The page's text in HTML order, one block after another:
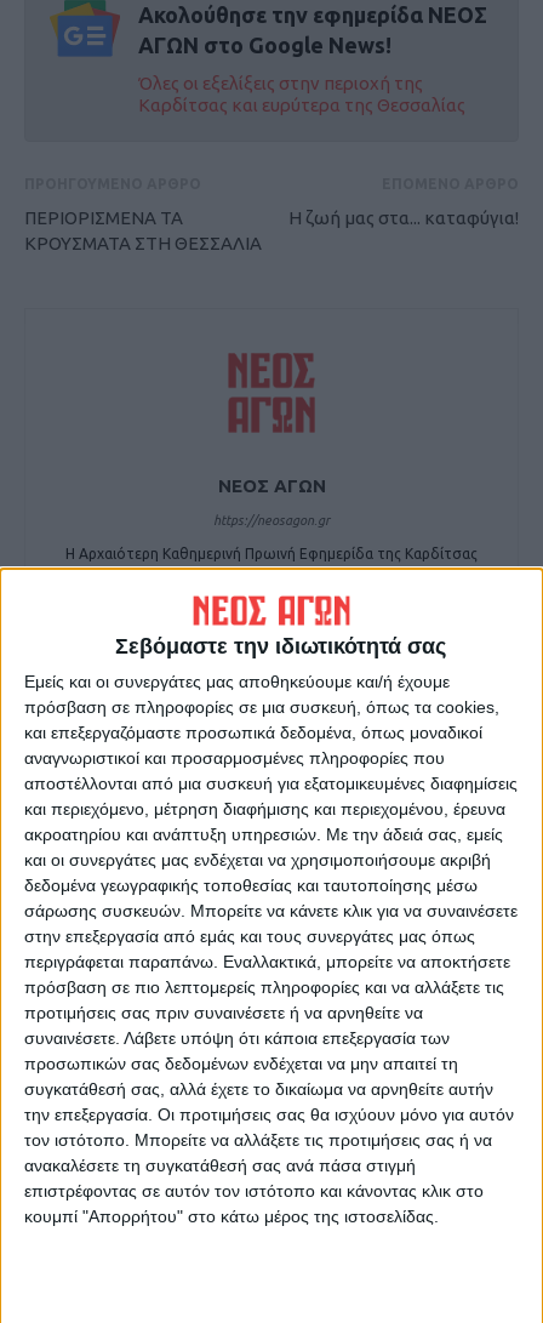
Σεβόμαστε την ιδιωτικότητά σας
Εμείς και οι συνεργάτες μας αποθηκεύουμε και/ή έχουμε
πρόσβαση σε πληροφορίες σε μια συσκευή, όπως τα cookies,
και επεξεργαζόμαστε προσωπικά δεδομένα, όπως μοναδικοί
αναγνωριστικοί και προσαρμοσμένες πληροφορίες που
αποστέλλονται από μια συσκευή για εξατομικευμένες διαφημίσεις
και περιεχόμενο, μέτρηση διαφήμισης και περιεχομένου, έρευνα
ακροατηρίου και ανάπτυξη υπηρεσιών. Με την άδειά σας, εμείς
και οι συνεργάτες μας ενδέχεται να χρησιμοποιήσουμε ακριβή
δεδομένα γεωγραφικής τοποθεσίας και ταυτοποίησης μέσω
σάρωσης συσκευών. Μπορείτε να κάνετε κλικ για να συναινέσετε
στην επεξεργασία από εμάς και τους συνεργάτες μας όπως
περιγράφεται παραπάνω. Εναλλακτικά, μπορείτε να αποκτήσετε
πρόσβαση σε πιο λεπτομερείς πληροφορίες και να αλλάξετε τις
προτιμήσεις σας πριν συναινέσετε ή να αρνηθείτε να
συναινέσετε. Λάβετε υπόψη ότι κάποια επεξεργασία των
προσωπικών σας δεδομένων ενδέχεται να μην απαιτεί τη
συγκατάθεσή σας, αλλά έχετε το δικαίωμα να αρνηθείτε αυτήν
την επεξεργασία. Οι προτιμήσεις σας θα ισχύουν μόνο για αυτόν
τον ιστότοπο. Μπορείτε να αλλάξετε τις προτιμήσεις σας ή να
ανακαλέσετε τη συγκατάθεσή σας ανά πάσα στιγμή
επιστρέφοντας σε αυτόν τον ιστότοπο και κάνοντας κλικ στο
κουμπί "Απορρήτου" στο κάτω μέρος της ιστοσελίδας.
Ακολούθησε την εφημερίδα ΝΕΟΣ
ΑΓΩΝ στο Google News!
Όλες οι εξελίξεις στην περιοχή της
Καρδίτσας και ευρύτερα της Θεσσαλίας
ΠΕΡΙΟΡΙΣΜΕΝΑ ΤΑ
ΚΡΟΥΣΜΑΤΑ ΣΤΗ ΘΕΣΣΑΛΙΑ
Η ζωή μας στα... καταφύγια!
ΝΕΟΣ ΑΓΩΝ
https://neosagon.gr
Η Αρχαιότερη Καθημερινή Πρωινή Εφημερίδα της Καρδίτσας
ΠΑΡΟΜΟΙΑ ΑΡΘΡΑ
VIDEO ΤΗΣ ΘΕΣΣΑΛΙΑΣ
Ρήξη στις λαϊκές αγορές